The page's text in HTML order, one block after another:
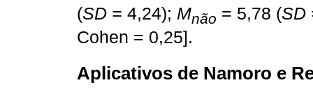
(SD = 4,24); Mnão = 5,78 (SD
Cohen = 0,25].
Aplicativos de Namoro e